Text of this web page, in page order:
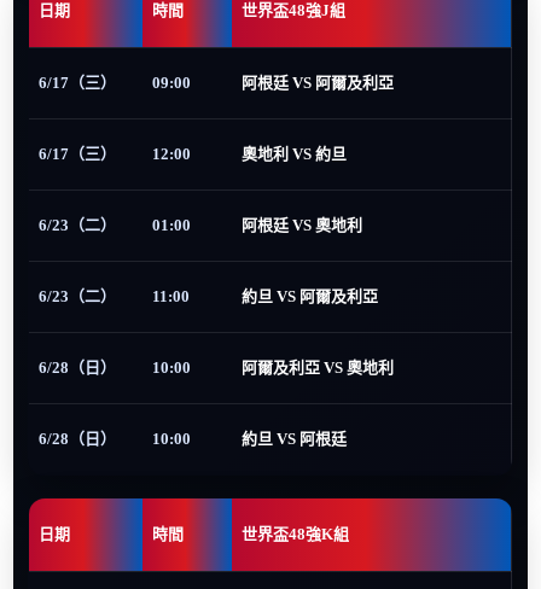
日期 時間 世界盃48強J組
6/17（三） 09:00 阿根廷 VS 阿爾及利亞
6/17（三） 12:00 奧地利 VS 約旦
6/23（二） 01:00 阿根廷 VS 奧地利
6/23（二） 11:00 約旦 VS 阿爾及利亞
6/28（日） 10:00 阿爾及利亞 VS 奧地利
6/28（日） 10:00 約旦 VS 阿根廷
日期 時間 世界盃48強K組